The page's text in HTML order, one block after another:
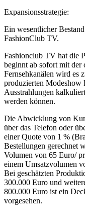
Expansionsstrategie:
Ein wesentlicher
FashionClub TV.
Fashionclub TV hat die
beginnt ab sofort mit der
Fernsehkanälen wird es
produzierten Modeshow
Ausstrahlungen
werden können.
Die Abwicklung von
über das Telefon oder
einer Quote von 1 %
Bestellungen gerechnet
Volumen von 65 Euro/
einem Umsatzvolumen
Bei geschätzten
300.000 Euro und
800.000 Euro ist ein
vorgesehen.